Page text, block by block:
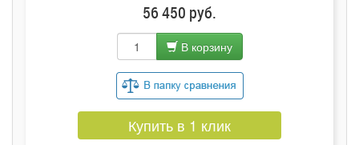
56 450 руб.
В корзину
Купить в 1 клик